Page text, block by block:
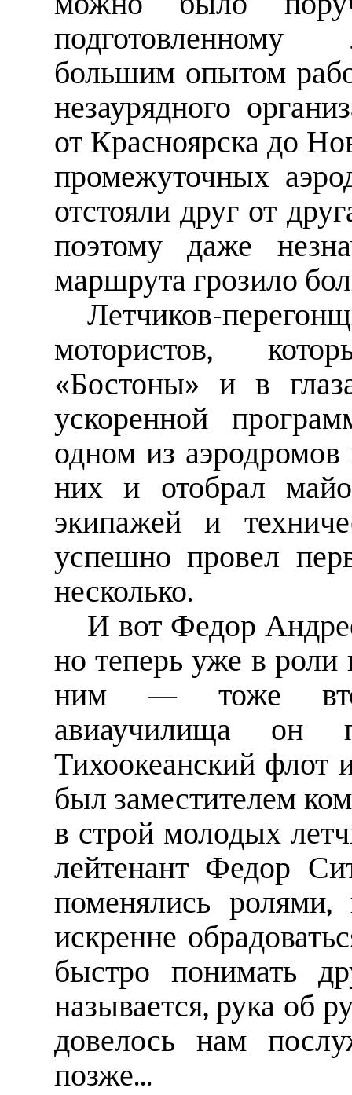
большим опытом
незаурядного
от Красноярска до
промежуточных
отстояли друг от
поэтому даже
маршрута грозило
Летчиков-
мотористов,
«Бостоны» и в
ускоренной
одном из
них и отобрал
экипажей и
успешно провел
несколько.
И вот Федор
но теперь уже в роли
ним — тоже
авиаучилища он
Тихоокеанский флот
был заместителем
в строй молодых
лейтенант Федор
поменялись
искренне
быстро понимать
называется, рука об
довелось нам
позже...